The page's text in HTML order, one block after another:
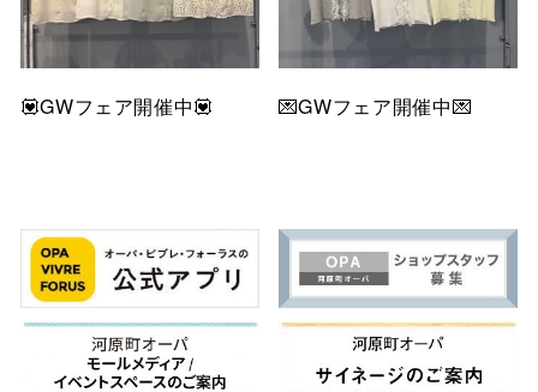
💟GWフェア開催中💟 💌GWフェア開催中💌